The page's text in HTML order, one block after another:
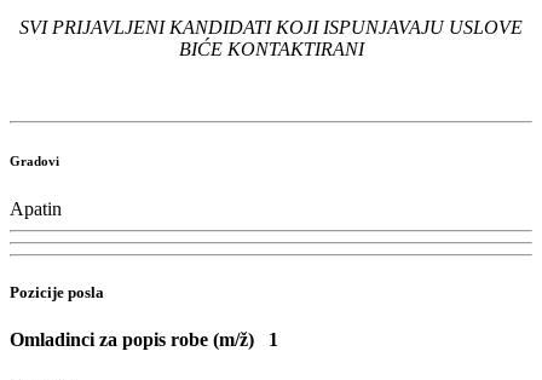
SVI PRIJAVLJENI KANDIDATI KOJI ISPUNJAVAJU USLOVE
BIĆE KONTAKTIRANI
Gradovi
Apatin
Pozicije posla
Omladinci za popis robe (m/ž) 1